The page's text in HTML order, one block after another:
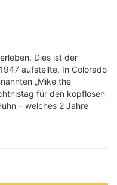
Dies ist der
aufstellte. In Colorado
„Mike the
für den kopflosen
– welches 2 Jahre